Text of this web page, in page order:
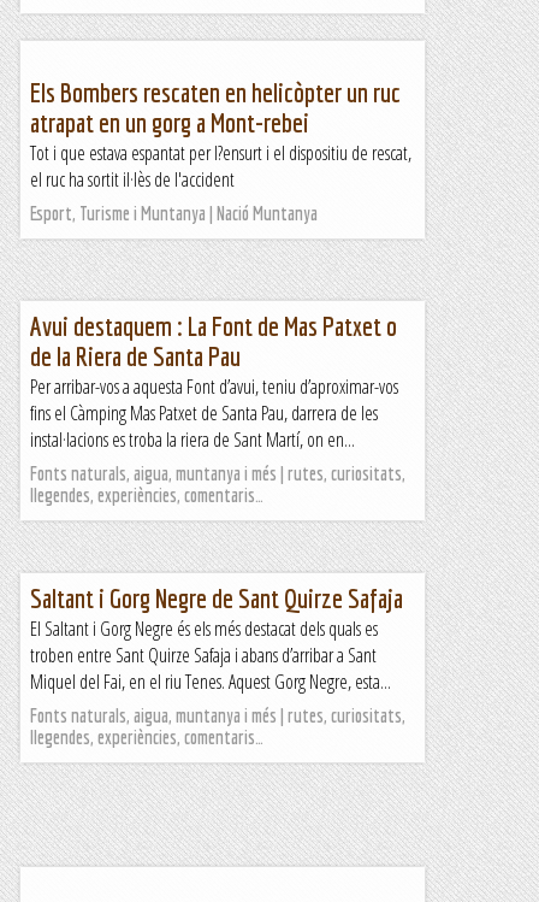
Els Bombers rescaten en helicòpter un ruc
atrapat en un gorg a Mont-rebei
Tot i que estava espantat per l?ensurt i el dispositiu de rescat,
el ruc ha sortit il·lès de l'accident
Esport, Turisme i Muntanya | Nació Muntanya
Avui destaquem : La Font de Mas Patxet o
de la Riera de Santa Pau
Per arribar-vos a aquesta Font d’avui, teniu d’aproximar-vos
fins el Càmping Mas Patxet de Santa Pau, darrera de les
instal·lacions es troba la riera de Sant Martí, on en...
Fonts naturals, aigua, muntanya i més | rutes, curiositats,
llegendes, experiències, comentaris…
Saltant i Gorg Negre de Sant Quirze Safaja
El Saltant i Gorg Negre és els més destacat dels quals es
troben entre Sant Quirze Safaja i abans d’arribar a Sant
Miquel del Fai, en el riu Tenes. Aquest Gorg Negre, esta...
Fonts naturals, aigua, muntanya i més | rutes, curiositats,
llegendes, experiències, comentaris…